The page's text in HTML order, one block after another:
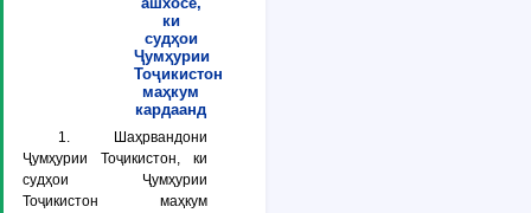
ки
судҳои
Ҷумҳурии
Тоҷикистон
маҳкум
кардаанд
1. Шаҳрвандони
Ҷумҳурии Тоҷикистон, ки
судҳои Ҷумҳурии
Тоҷикистон маҳкум